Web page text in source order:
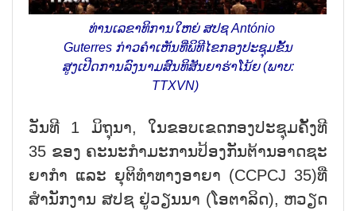
ທ່ານ​ເລ​ຂາ​ທິ​ການ​ໃຫຍ່ ສ​ປ​ຊ António
Guterres ກ່າວ​ຄຳ​ເຫັນ​ທີ່​ພິ​ທີ​ໄຂ​ກອງ​ປະ​ຊຸມ​ຂັ້ນ​
ສູງ​ເປີດ​ການ​ລົງ​ນາມ​ສົນ​ທິ​ສັນ​ຍາ​ຮ່າ​ໂນ້ຍ (ພາບ:
TTXVN)
ວັນ​ທີ 1 ມິ​ຖຸ​ນາ, ໃນ​ຂອບ​ເຂດກອງ​ປະ​ຊຸມ​ຄັ້ງ​ທີ
35 ຂອງ ຄະ​ນະ​ກຳ​ມະ​ການ​ປ້ອງ​ກັນ​ຕ້ານ​ອາດ​ຊະ​
ຍາ​ກຳ ແລະ ຍຸ​ຕິ​ທຳ​ທາງ​ອາ​ຍາ (CCPCJ 35)ທີ່​
ສຳ​ນັກ​ງານ ສ​ປ​ຊ ຢູ່​ວຽນ​ນາ (ໂອ​ຕາ​ລິດ), ຫວຽດ​